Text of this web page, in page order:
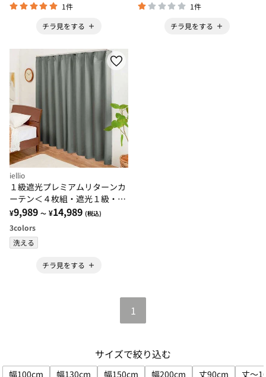
1件
チラ見をする
1件
チラ見をする
iellio
１級遮光プレミアムリターンカ
ーテン＜４枚組・遮光１級・無
地・洗える・形状記憶加工・新
生活・イージーオーダー＞
¥9,989 ～ ¥14,989 (税込)
3colors
洗える
チラ見をする
1
サイズで絞り込む
幅100cm
幅130cm
幅150cm
幅200cm
丈90cm
丈～